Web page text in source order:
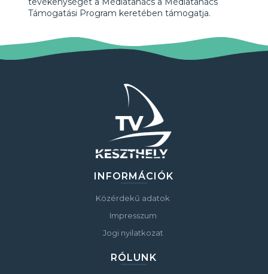
Támogatási Program keretében támogatja.
INFORMÁCIÓK
Közérdekű adatok
Impresszum
Jogi nyilatkozat
RÓLUNK